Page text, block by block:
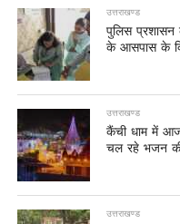
उत्तराखण्ड
पुलिस प्रशासन
के आसपास के
उत्तराखण्ड
कैंची धाम में आज
चल रहे भजन
उत्तराखण्ड